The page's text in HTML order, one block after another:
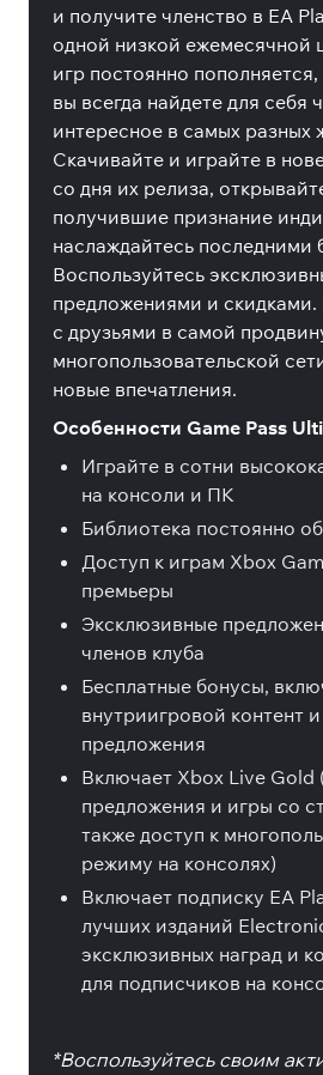
и получите членство в EA
одной низкой ежемесячной
игр постоянно
вы всегда найдете для себя
интересное в самых разных
Скачивайте и играйте в
со дня их релиза,
получившие признание
наслаждайтесь последними
Воспользуйтесь
предложениями и скидками.
с друзьями в самой
многопользовательской
новые впечатления.
Особенности Game Pass
Играйте в сотни
на консоли и ПК
Библиотека постоянно
Доступ к играм Xbox
премьеры
Эксклюзивные
членов клуба
Бесплатные бонусы,
внутриигровой контент
предложения
Включает Xbox Live Gold
предложения и игры со
также доступ к
режиму на консолях)
Включает подписку EA
лучших изданий
эксклюзивных наград и
для подписчиков на
*Воспользуйтесь своим